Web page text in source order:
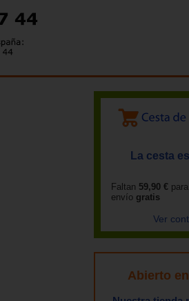
La cesta
Faltan 59,90 €
envío gratis
Ver
Abierto